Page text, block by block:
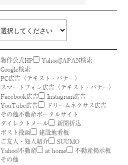
物件公式HP
Yahoo!JAPAN検索
Google検索
PC広告（テキスト・バナー）
スマートフォン広告（テキスト・バナー）
Facebook広告
Instagram広告
YouTube広告
ドリームネクサス広告
その他不動産ポータルサイト
ダイレクトメール
新聞折込
ポスト投函
建設地看板
ご友人・知人紹介
SUUMO
Yahoo!不動産
at home
不動産掲示板
その他